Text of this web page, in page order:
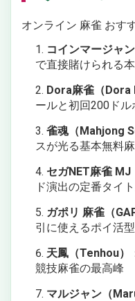
オンライン 麻雀 おす
コインマージャ
で直接賭けられる
Dora麻雀（Dora
ールと初回200ドル
雀魂（Mahjong
スが光る基本無料
セガNET麻雀 MJ
ド演出の定番タイ
ガポリ 麻雀（
引に使えるポイ活
天鳳（Tenhou）
競技麻雀の最高峰
マルジャン（